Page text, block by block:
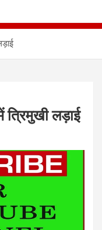
त्रिमुखी लड़ाई